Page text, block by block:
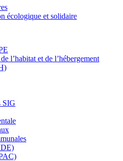
écologique et solidaire
l’habitat et de l’hébergement
SIG